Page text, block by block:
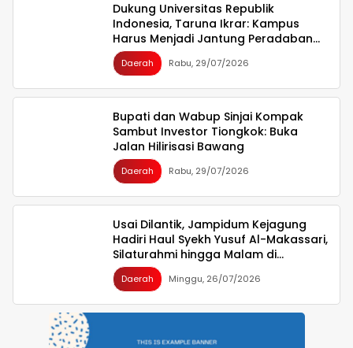
Dukung Universitas Republik
Indonesia, Taruna Ikrar: Kampus
Harus Menjadi Jantung Peradaban
seperti Jepang dan China Wujudkan
Indonesia Emas 2045
Daerah Rabu, 29/07/2026
Bupati dan Wabup Sinjai Kompak
Sambut Investor Tiongkok: Buka
Jalan Hilirisasi Bawang
Daerah Rabu, 29/07/2026
Usai Dilantik, Jampidum Kejagung
Hadiri Haul Syekh Yusuf Al-Makassari,
Silaturahmi hingga Malam di
Makassar
Daerah Minggu, 26/07/2026